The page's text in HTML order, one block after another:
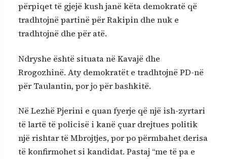
përpiqet të gjejë kush janë këta demokratë që
tradhtojnë partinë për Rakipin dhe nuk e
tradhtojnë dhe për atë.
Ndryshe është situata në Kavajë dhe
Rrogozhinë. Aty demokratët e tradhtojnë PD-në
për Taulantin, por jo për bashkitë.
Në Lezhë Pjerini e quan fyerje që një ish-zyrtari
të lartë të policisë i kanë çuar drejtues politik
një rishtar të Mbrojtjes, por po përmbahet derisa
të konfirmohet si kandidat. Pastaj “me të pa e